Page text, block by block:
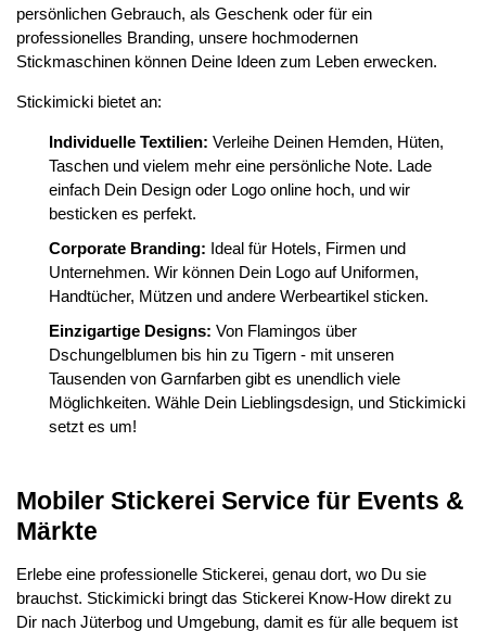
persönlichen Gebrauch, als Geschenk oder für ein
professionelles Branding, unsere hochmodernen
Stickmaschinen können Deine Ideen zum Leben erwecken.
Stickimicki bietet an:
Individuelle Textilien: Verleihe Deinen Hemden, Hüten,
Taschen und vielem mehr eine persönliche Note. Lade
einfach Dein Design oder Logo online hoch, und wir
besticken es perfekt.
Corporate Branding: Ideal für Hotels, Firmen und
Unternehmen. Wir können Dein Logo auf Uniformen,
Handtücher, Mützen und andere Werbeartikel sticken.
Einzigartige Designs: Von Flamingos über
Dschungelblumen bis hin zu Tigern - mit unseren
Tausenden von Garnfarben gibt es unendlich viele
Möglichkeiten. Wähle Dein Lieblingsdesign, und Stickimicki
setzt es um!
Mobiler Stickerei Service für Events &
Märkte
Erlebe eine professionelle Stickerei, genau dort, wo Du sie
brauchst. Stickimicki bringt das Stickerei Know-How direkt zu
Dir nach Jüterbog und Umgebung, damit es für alle bequem ist